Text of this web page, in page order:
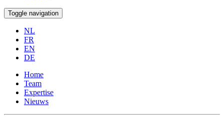
Toggle navigation
NL
FR
EN
DE
Home
Team
Expertise
Nieuws